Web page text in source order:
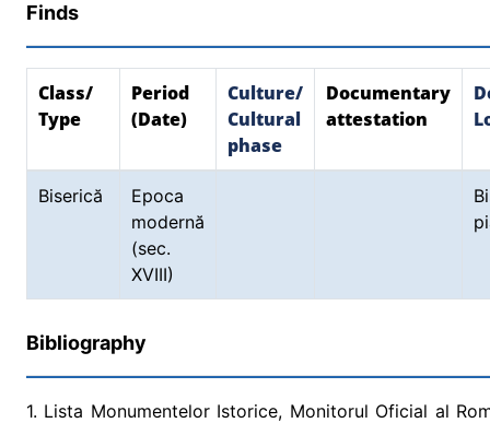
Finds
Class/
Type
Period
(Date)
Culture/
Cultural
phase
Documentary
attestation
Biserică
Epoca
modernă
(sec.
XVIII)
Bibliography
1. Lista Monumentelor Istorice, Monitorul Oficial al